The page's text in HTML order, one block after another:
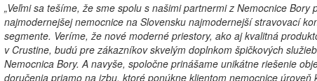
„Veľmi sa tešíme, že sme spolu s našimi partnermi z Nemocnice Bory
najmodernejšej nemocnice na Slovensku najmodernejší stravovací
segmente. Veríme, že nové moderné priestory, ako aj kvalitná
v Crustine, budú pre zákazníkov skvelým doplnkom špičkových
Nemocnica Bory. A navyše, spoločne prinášame unikátne riešenie
doručenia priamo na izbu, ktoré ponúkne klientom nemocnice úroveň